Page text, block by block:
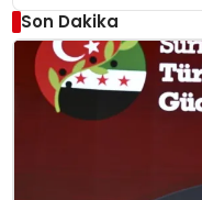
Son Dakika